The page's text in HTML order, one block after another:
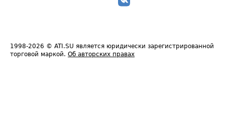
1998-2026 © ATI.SU является юридически зарегистрированной
торговой маркой. Об авторских правах